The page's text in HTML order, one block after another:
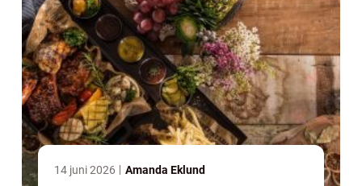
14 juni 2026 Amanda Eklund